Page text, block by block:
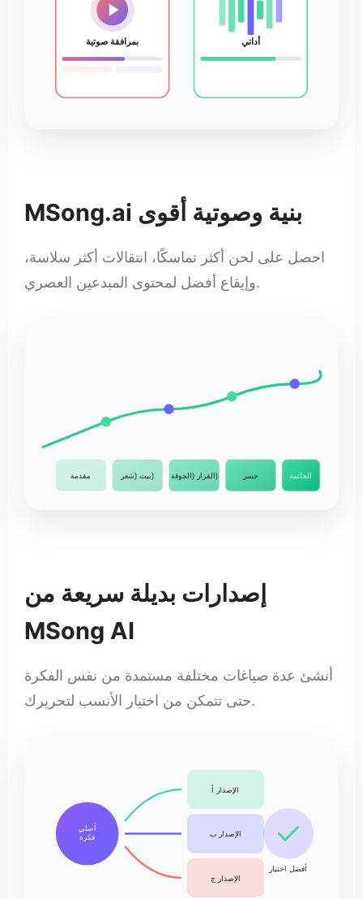
بمرافقة صوتية أداتي
MSong.ai بنية وصوتية أقوى
احصل على لحن أكثر تماسكًا، انتقالات أكثر سلاسة،
وإيقاع أفضل لمحتوى المبدعين العصري.
مقدمة بيت (شعر) القرار (الجوقة) جسر الخاتمة
إصدارات بديلة سريعة من
MSong AI
أنشئ عدة صياغات مختلفة مستمدة من نفس الفكرة
حتى تتمكن من اختيار الأنسب لتحريرك.
أصلي
فكرة
الإصدار أ
الإصدار ب
الإصدار ج
أفضل اختيار